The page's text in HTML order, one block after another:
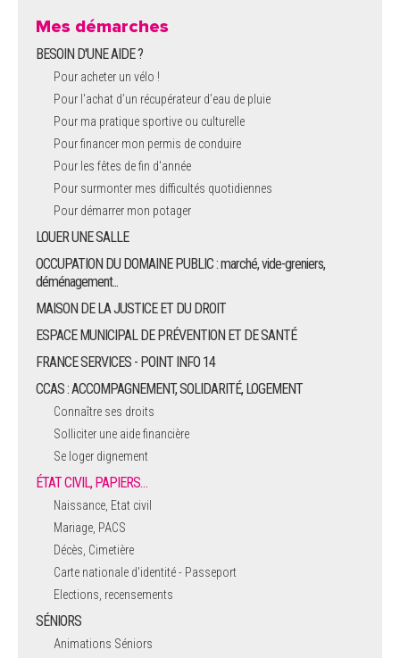
Mes démarches
BESOIN D'UNE AIDE ?
Pour acheter un vélo !
Pour l'achat d’un récupérateur d’eau de pluie
Pour ma pratique sportive ou culturelle
Pour financer mon permis de conduire
Pour les fêtes de fin d'année
Pour surmonter mes difficultés quotidiennes
Pour démarrer mon potager
LOUER UNE SALLE
OCCUPATION DU DOMAINE PUBLIC : marché, vide-greniers,
déménagement...
MAISON DE LA JUSTICE ET DU DROIT
ESPACE MUNICIPAL DE PRÉVENTION ET DE SANTÉ
FRANCE SERVICES - POINT INFO 14
CCAS : ACCOMPAGNEMENT, SOLIDARITÉ, LOGEMENT
Connaître ses droits
Solliciter une aide financière
Se loger dignement
ÉTAT CIVIL, PAPIERS…
Naissance, Etat civil
Mariage, PACS
Décès, Cimetière
Carte nationale d'identité - Passeport
Elections, recensements
SÉNIORS
Animations Séniors